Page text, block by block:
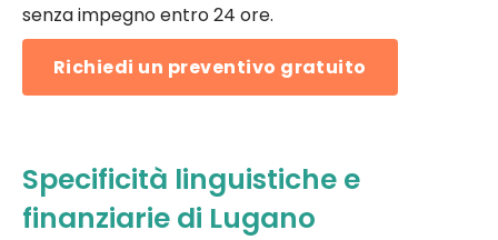
senza impegno entro 24 ore.
Richiedi un preventivo gratuito
Specificità linguistiche e
finanziarie di Lugano